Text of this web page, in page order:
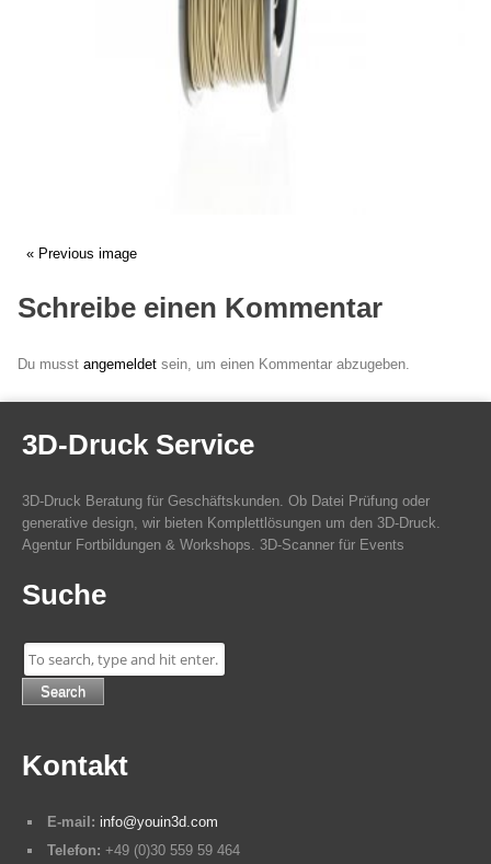
« Previous image
Schreibe einen Kommentar
Du musst angemeldet sein, um einen Kommentar abzugeben.
3D-Druck Service
3D-Druck Beratung für Geschäftskunden. Ob Datei Prüfung oder
generative design, wir bieten Komplettlösungen um den 3D-Druck.
Agentur Fortbildungen & Workshops. 3D-Scanner für Events
Suche
Search
Kontakt
E-mail: info@youin3d.com
Telefon: +49 (0)30 559 59 464